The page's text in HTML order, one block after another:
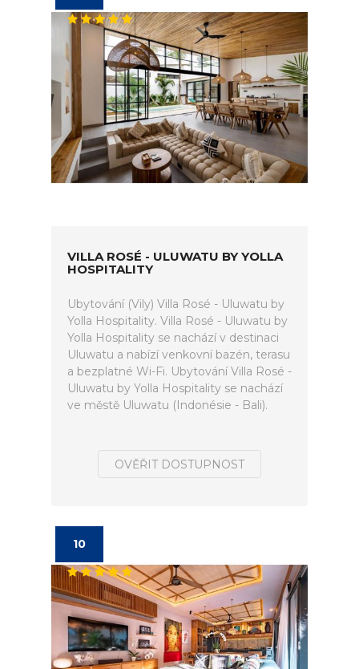
VILLA ROSÉ - ULUWATU BY YOLLA
HOSPITALITY
Ubytování (Vily) Villa Rosé - Uluwatu by
Yolla Hospitality. Villa Rosé - Uluwatu by
Yolla Hospitality se nachází v destinaci
Uluwatu a nabízí venkovní bazén, terasu
a bezplatné Wi-Fi. Ubytování Villa Rosé -
Uluwatu by Yolla Hospitality se nachází
ve městě Uluwatu (Indonésie - Bali).
OVĚŘIT DOSTUPNOST
10